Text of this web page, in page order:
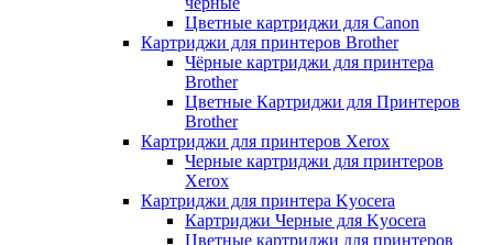
Цветные картриджи для Сanon
Картриджи для принтеров Brother
Чёрные картриджи для принтера
Brother
Цветные Картриджи для Принтеров
Brother
Картриджи для принтеров Xerox
Черные картриджи для принтеров
Xerox
Картриджи для принтера Kyocera
Картриджи Черные для Kyocera
Цветные картриджи для принтеров